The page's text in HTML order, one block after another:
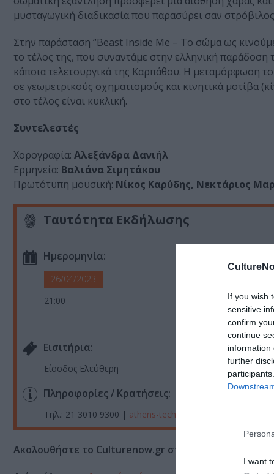
If you wish
sensitive
confirm
continue
information
further
I want
μυσταγωγική διαδικασία που παρασύρει σαν
Στην παράσταση “Beast Inside Me – Το σώμα ως
το τέλος της, που συναντάμε στην ελληνική παράδοση
κάποια τελετουργικά της Καρπάθου. Η μεταμόρφωση
σε γεωμετρικούς σχηματισμούς και κινητικά μοτίβα
στο τέλος είναι κυκλική.
Συντελεστές
Xορογραφία: Αλεξάνδρα Δανιήλ
Ερμηνεία: Bαλιάνα Σιμητάκου
Πρωτότυπη μουσική: Nίκος Καρύδης, Νεκτάριος
Ταυτότητα Εκδήλωσης
Ημερομηνία:
26/04/2023
21:00
Eισιτήρια:
Είσοδος Ελεύθερη
Πληροφορίες / Κρατήσεις:
Τηλ.: 21 3010 9300 | athens-technopolis.gr
Ακολουθήστε το Culturenow.gr στο